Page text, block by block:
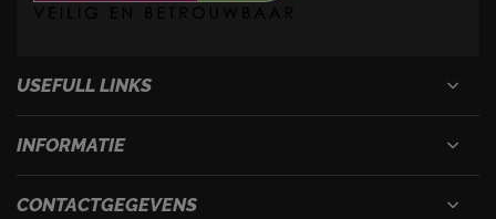
USEFULL LINKS
INFORMATIE
CONTACTGEGEVENS